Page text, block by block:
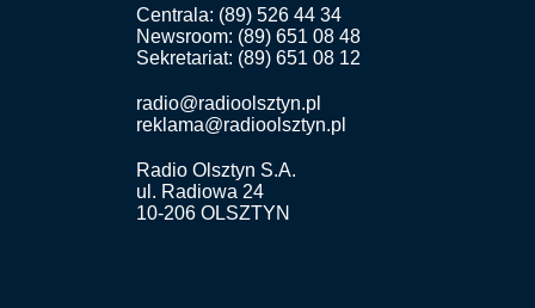
Centrala: (89) 526 44 34
Newsroom: (89) 651 08 48
Sekretariat: (89) 651 08 12
radio@radioolsztyn.pl
reklama@radioolsztyn.pl
Radio Olsztyn S.A.
ul. Radiowa 24
10-206 OLSZTYN